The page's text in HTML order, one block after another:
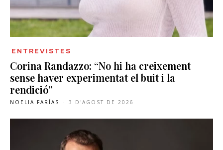
ENTREVISTES
Corina Randazzo: “No hi ha creixement
sense haver experimentat el buit i la
rendició”
NOELIA FARÍAS - 3 D'AGOST DE 2026